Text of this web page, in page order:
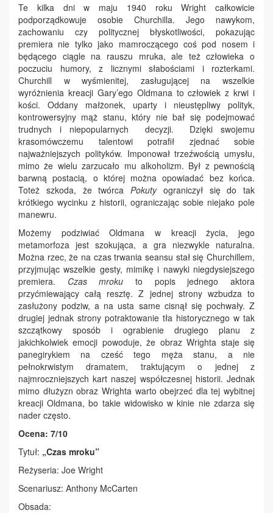
Te kilka dni w maju 1940 roku Wright całkowicie
podporządkowuje osobie Churchilla. Jego nawykom,
zachowaniu czy politycznej błyskotliwości, pokazując
premiera nie tylko jako mamroczącego coś pod nosem i
będącego ciągle na rauszu mruka, ale też człowieka o
poczuciu humory, z licznymi słabościami i rozterkami.
Churchill w wyśmienitej, zasługującej na wszelkie
wyróżnienia kreacji Gary’ego Oldmana to człowiek z krwi i
kości. Oddany małżonek, uparty i nieustępliwy polityk,
kontrowersyjny mąż stanu, który nie bał się podejmować
trudnych i niepopularnych decyzji. Dzięki swojemu
krasomówczemu talentowi potrafił zjednać sobie
najważniejszych polityków. Imponował trzeźwością umysłu,
mimo że wielu zarzucało mu alkoholizm. Był z pewnością
barwną postacią, o której można opowiadać bez końca.
Toteż szkoda, że twórca Pokutyograniczył się do tak
krótkiego wycinku z historii, ograniczając sobie niejako pole
manewru.
Możemy podziwiać Oldmana w kreacji życia, jego
metamorfoza jest szokująca, a gra niezwykle naturalna.
Można rzec, że na czas trwania seansu stał się Churchillem,
przyjmując wszelkie gesty, mimikę i nawyki niegdysiejszego
premiera. Czas mroku to popis jednego aktora
przyćmiewający całą resztę. Z jednej strony wzbudza to
zasłużony podziw, a na usta same cisnął się pochwały. Z
drugiej jednak strony potraktowanie tła historycznego w tak
szczątkowy sposób i ograbienie drugiego planu z
jakichkolwiek emocji powoduje, że obraz Wrighta staje się
panegirykiem na cześć tego męża stanu, a nie
pełnokrwistym dramatem, traktującym o jednej z
najmroczniejszych kart naszej współczesnej historii. Jednak
mimo dłużyzn obraz Wrighta warto obejrzeć dla tej wybitnej
kreacji Oldmana, bo takie widowisko w kinie nie zdarza się
nader często.
Ocena: 7/10
Tytuł: „Czas mroku”
Reżyseria: Joe Wright
Scenariusz: Anthony McCarten
Obsada: